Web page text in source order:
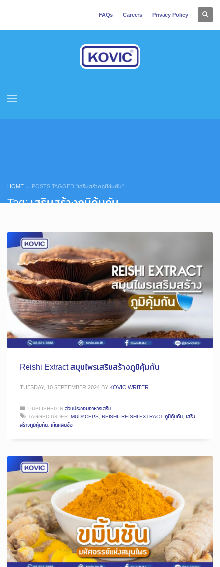
FAQs Careers Privacy Policy
HOME POSTS TAGGED "เสริมสร้างภูมิคุ้มกัน"
Tag: เสริมสร้างภูมิคุ้มกัน
Reishi Extract สมุนไพรเสริมสร้างภูมิคุ้มกัน
TUESDAY, 10 SEPTEMBER 2024 BY KOVIC WRITER
PUBLISHED INส่วนประกอบอาหารเสริม
TAGGED UNDER: MUDYCEPS, REISHI, REISHI EXTRACT, ภูมิคุ้มกัน, เสริม
สร้างภูมิคุ้มกัน, เห็ดหลินจือ